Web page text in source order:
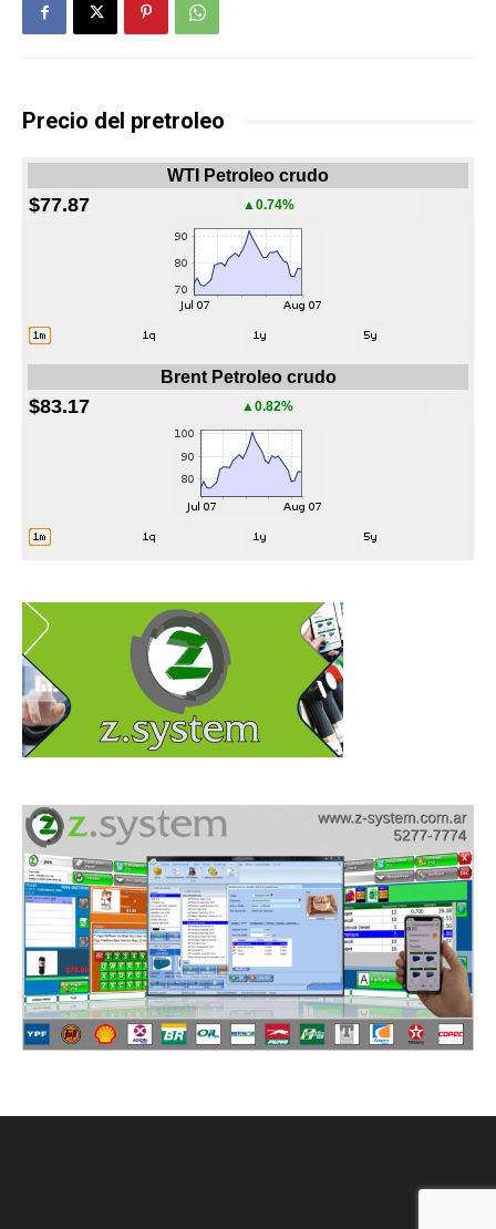
Precio del pretroleo
WTI Petroleo crudo
$77.87 ▲0.74%
Brent Petroleo crudo
$83.17 ▲0.82%